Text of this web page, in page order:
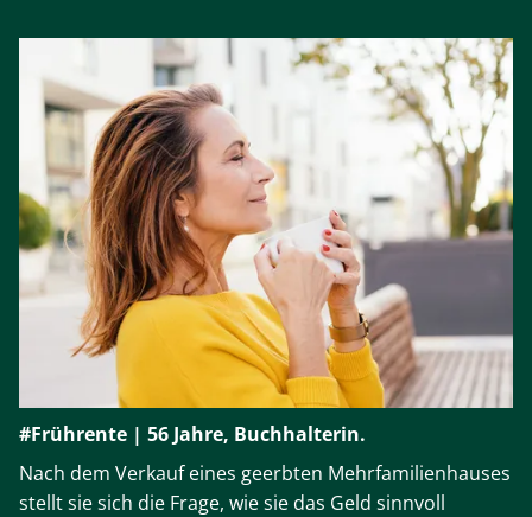
#Frührente | 56 Jahre, Buchhalterin.
Nach dem Verkauf eines geerbten Mehrfamilienhauses
stellt sie sich die Frage, wie sie das Geld sinnvoll